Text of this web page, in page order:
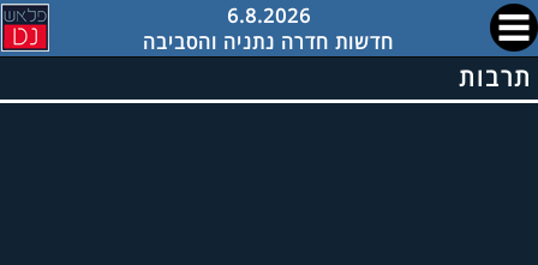
6.8.2026
חדשות חדרה נתניה והסביבה
תרבות